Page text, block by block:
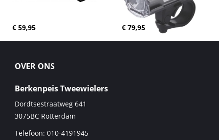
€ 59,95 € 79,95
OVER ONS
Berkenpeis Tweewielers
Dordtsestraatweg 641
3075BC Rotterdam
Telefoon: 010-4191945